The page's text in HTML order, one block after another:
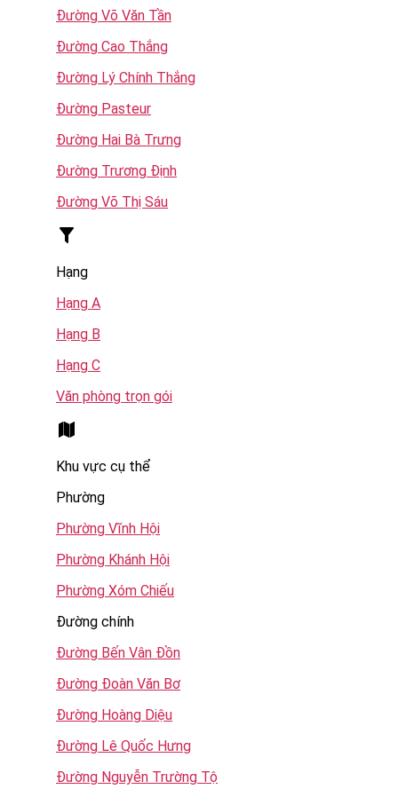
Đường Võ Văn Tần
Đường Cao Thắng
Đường Lý Chính Thắng
Đường Pasteur
Đường Hai Bà Trưng
Đường Trương Định
Đường Võ Thị Sáu
Hạng
Hạng A
Hạng B
Hạng C
Văn phòng trọn gói
Khu vực cụ thể
Phường
Phường Vĩnh Hội
Phường Khánh Hội
Phường Xóm Chiếu
Đường chính
Đường Bến Vân Đồn
Đường Đoàn Văn Bơ
Đường Hoàng Diệu
Đường Lê Quốc Hưng
Đường Nguyễn Trường Tộ